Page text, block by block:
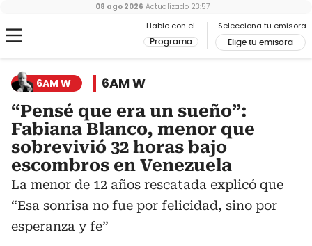
Hable con el
Programa
Selecciona tu emisora
Elige tu emisora
08 ago 2026 Actualizado 23:57
6AM W 6AM W
“Pensé que era un sueño”:
Fabiana Blanco, menor que
sobrevivió 32 horas bajo
escombros en Venezuela
La menor de 12 años rescatada explicó que
“Esa sonrisa no fue por felicidad, sino por
esperanza y fe”